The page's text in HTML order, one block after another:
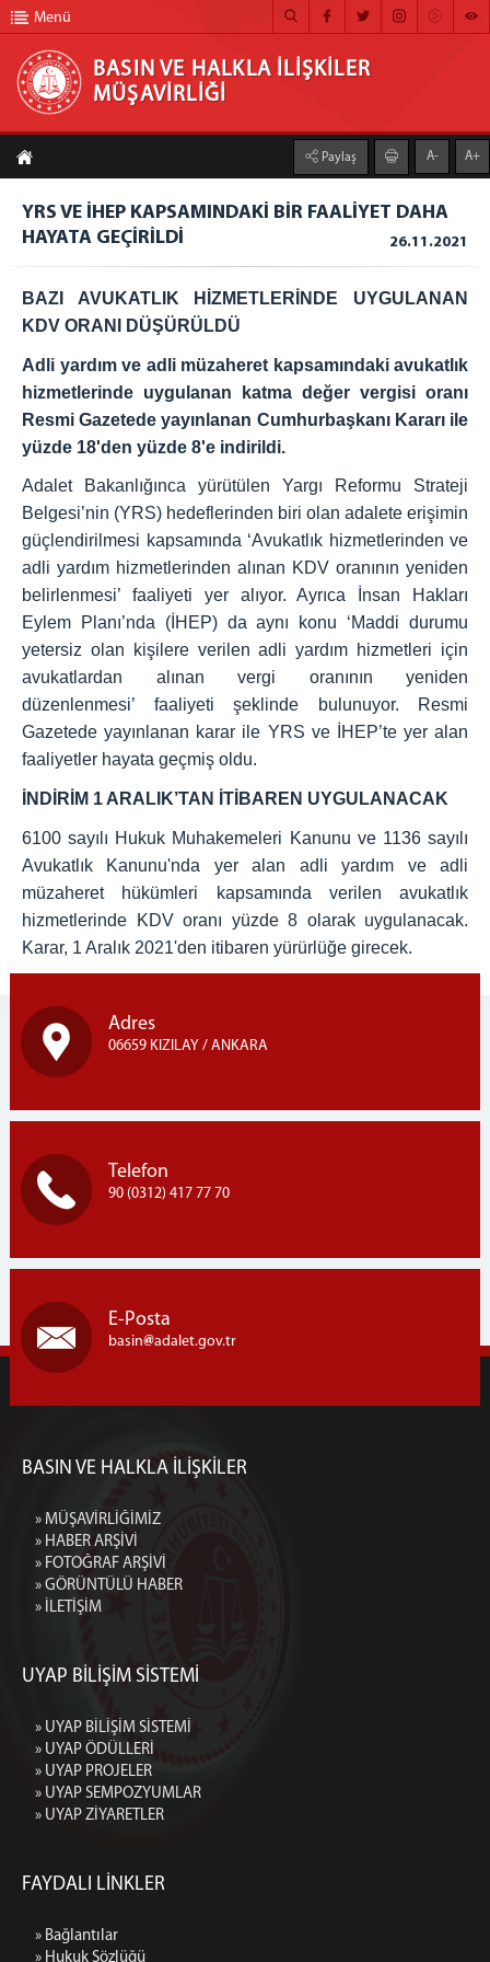
BASIN VE HALKLA İLİŞKİLER MÜŞAVİRLİĞİ
ANA SAYFA
MÜŞAVİRLİĞİMİZ
HABER ARŞİVİ
FOTOĞRAF ARŞİVİ
BÜLTEN
İLETİŞİM
Menü
BASIN VE HALKLA İLİŞKİLER
MÜŞAVİRLİĞİ
Paylaş A- A+
YRS VE İHEP KAPSAMINDAKİ BİR FAALİYET DAHA
HAYATA GEÇİRİLDİ
26.11.2021
BAZI AVUKATLIK HİZMETLERİNDE UYGULANAN
KDV ORANI DÜŞÜRÜLDÜ
Adli yardım ve adli müzaheret kapsamındaki avukatlık
hizmetlerinde uygulanan katma değer vergisi oranı
Resmi Gazetede yayınlanan Cumhurbaşkanı Kararı ile
yüzde 18'den yüzde 8'e indirildi.
Adalet Bakanlığınca yürütülen Yargı Reformu Strateji
Belgesi’nin (YRS) hedeflerinden biri olan adalete erişimin
güçlendirilmesi kapsamında ‘Avukatlık hizmetlerinden ve
adli yardım hizmetlerinden alınan KDV oranının yeniden
belirlenmesi’ faaliyeti yer alıyor. Ayrıca İnsan Hakları
Eylem Planı’nda (İHEP) da aynı konu ‘Maddi durumu
yetersiz olan kişilere verilen adli yardım hizmetleri için
avukatlardan alınan vergi oranının yeniden
düzenlenmesi’ faaliyeti şeklinde bulunuyor. Resmi
Gazetede yayınlanan karar ile YRS ve İHEP’te yer alan
faaliyetler hayata geçmiş oldu.
İNDİRİM 1 ARALIK’TAN İTİBAREN UYGULANACAK
6100 sayılı Hukuk Muhakemeleri Kanunu ve 1136 sayılı
Avukatlık Kanunu'nda yer alan adli yardım ve adli
müzaheret hükümleri kapsamında verilen avukatlık
hizmetlerinde KDV oranı yüzde 8 olarak uygulanacak.
Karar, 1 Aralık 2021'den itibaren yürürlüğe girecek.
Adres
06659 KIZILAY / ANKARA
Telefon
90 (0312) 417 77 70
E-Posta
basin adalet.gov.tr
BASIN VE HALKLA İLİŞKİLER
» MÜŞAVİRLİĞİMİZ
» HABER ARŞİVİ
» FOTOĞRAF ARŞİVİ
» GÖRÜNTÜLÜ HABER
» İLETİŞİM
UYAP BİLİŞİM SİSTEMİ
» UYAP BİLİŞİM SİSTEMİ
» UYAP ÖDÜLLERİ
» UYAP PROJELER
» UYAP SEMPOZYUMLAR
» UYAP ZİYARETLER
FAYDALI LİNKLER
» Bağlantılar
» Hukuk Sözlüğü